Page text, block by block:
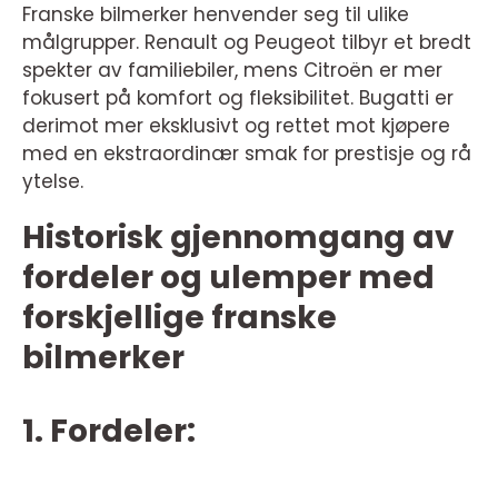
Franske bilmerker henvender seg til ulike
målgrupper. Renault og Peugeot tilbyr et bredt
spekter av familiebiler, mens Citroën er mer
fokusert på komfort og fleksibilitet. Bugatti er
derimot mer eksklusivt og rettet mot kjøpere
med en ekstraordinær smak for prestisje og rå
ytelse.
Historisk gjennomgang av
fordeler og ulemper med
forskjellige franske
bilmerker
1. Fordeler: